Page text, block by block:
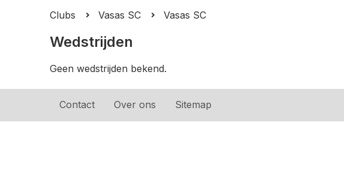
Clubs Vasas SC Vasas SC
Wedstrijden
Geen wedstrijden bekend.
Contact Over ons Sitemap